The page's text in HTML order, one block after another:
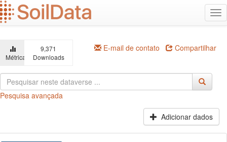
Ir
para
o
principal
Métricas
9,371
Downloads
E-mail de contato Compartilhar
Pesquisa avançada
Adicionar dados